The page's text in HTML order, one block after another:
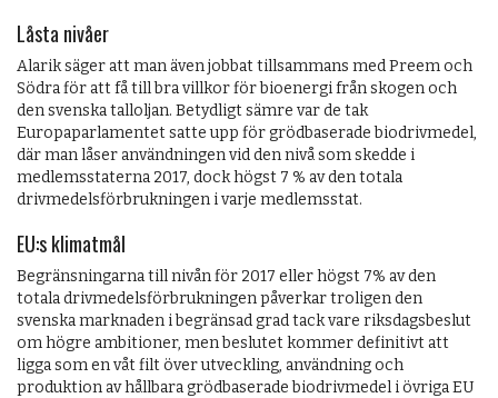
Låsta nivåer
Alarik säger att man även jobbat tillsammans med Preem och
Södra för att få till bra villkor för bioenergi från skogen och
den svenska talloljan. Betydligt sämre var de tak
Europaparlamentet satte upp för grödbaserade biodrivmedel,
där man låser användningen vid den nivå som skedde i
medlemsstaterna 2017, dock högst 7 % av den totala
drivmedelsförbrukningen i varje medlemsstat.
EU:s klimatmål
Begränsningarna till nivån för 2017 eller högst 7% av den
totala drivmedelsförbrukningen påverkar troligen den
svenska marknaden i begränsad grad tack vare riksdagsbeslut
om högre ambitioner, men beslutet kommer definitivt att
ligga som en våt filt över utveckling, användning och
produktion av hållbara grödbaserade biodrivmedel i övriga EU